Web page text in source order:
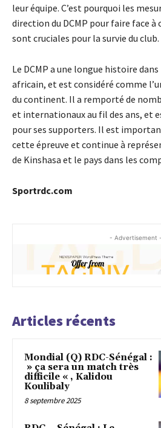
leur équipe. C’est pourquoi les
direction du DCMP pour faire face
sont cruciales pour la survie du club.
Le DCMP a une longue histoire
africain, et est considéré comme
du continent. Il a remporté de
et internationaux au fil des ans, et
pour ses supporters. Il est
cette épreuve et continue à
de Kinshasa et le pays dans les
Sportrdc.com
- Advertisement -
Articles récents
Mondial (Q) RDC-Sénégal :
» ça sera un match très
difficile « , Kalidou
Koulibaly
8 septembre 2025